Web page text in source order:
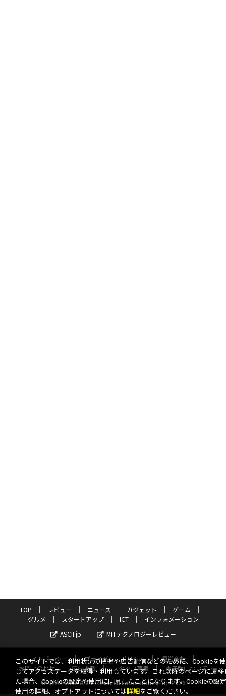
TOP レビュー ニュース ガジェット
ゲーム
グルメ
スタートアップ ICT
インフォメーション
ASCII.jp
MITテクノロジーレビュー
サイトポリシー プライバシーポリシー
運営会社
お問い合わせ
広告掲載 スタッフ募集
電子版について
©KADOKAWA ASCII Research Laboratories, Inc. 2026
このサイトでは、利用状況の把握や広告配信などのために、Cookieを
してアクセスデータを取得・利用しています。これ以降のページに遷移
た場合、Cookieの設定や使用に同意したことになります。Cookieの設
使用の詳細、オプトアウトについては詳細 をご覧ください。